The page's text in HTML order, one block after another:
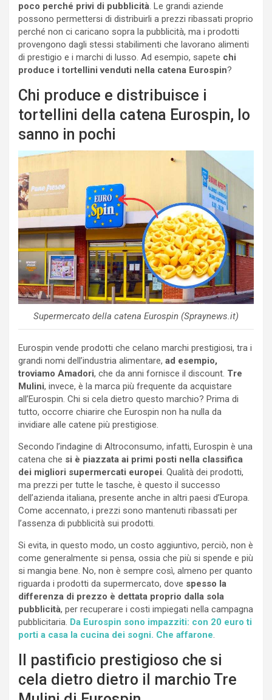
poco perché privi di pubblicità. Le grandi aziende
possono permettersi di distribuirli a prezzi ribassati proprio
perché non ci caricano sopra la pubblicità, ma i prodotti
provengono dagli stessi stabilimenti che lavorano alimenti
di prestigio e i marchi di lusso. Ad esempio, sapete chi
produce i tortellini venduti nella catena Eurospin?
Chi produce e distribuisce i
tortellini della catena Eurospin, lo
sanno in pochi
Supermercato della catena Eurospin (Spraynews.it)
Eurospin vende prodotti che celano marchi prestigiosi, tra i
grandi nomi dell’industria alimentare, ad esempio,
troviamo Amadori, che da anni fornisce il discount. Tre
Mulini, invece, è la marca più frequente da acquistare
all’Eurospin. Chi si cela dietro questo marchio? Prima di
tutto, occorre chiarire che Eurospin non ha nulla da
invidiare alle catene più prestigiose.
Secondo l’indagine di Altroconsumo, infatti, Eurospin è una
catena che si è piazzata ai primi posti nella classifica
dei migliori supermercati europei. Qualità dei prodotti,
ma prezzi per tutte le tasche, è questo il successo
dell’azienda italiana, presente anche in altri paesi d’Europa.
Come accennato, i prezzi sono mantenuti ribassati per
l’assenza di pubblicità sui prodotti.
Si evita, in questo modo, un costo aggiuntivo, perciò, non è
come generalmente si pensa, ossia che più si spende e più
si mangia bene. No, non è sempre così, almeno per quanto
riguarda i prodotti da supermercato, dove spesso la
differenza di prezzo è dettata proprio dalla sola
pubblicità, per recuperare i costi impiegati nella campagna
pubblicitaria. Da Eurospin sono impazziti: con 20 euro ti
porti a casa la cucina dei sogni. Che affarone.
Il pastificio prestigioso che si
cela dietro dietro il marchio Tre